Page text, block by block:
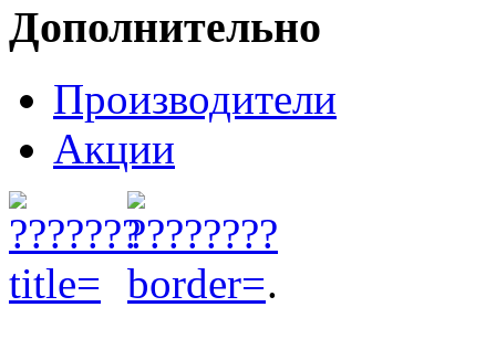
Дополнительно
Производители
Акции
.